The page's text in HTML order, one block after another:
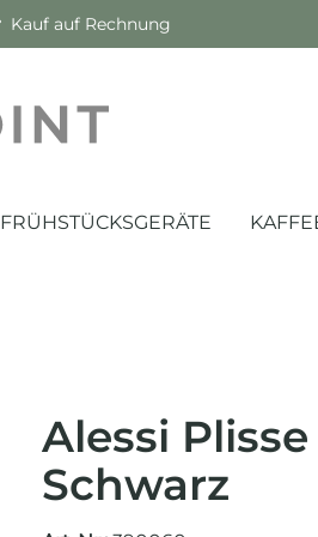
Kauf auf Rechnung
FRÜHSTÜCKSGERÄTE
Alessi
Schwarz